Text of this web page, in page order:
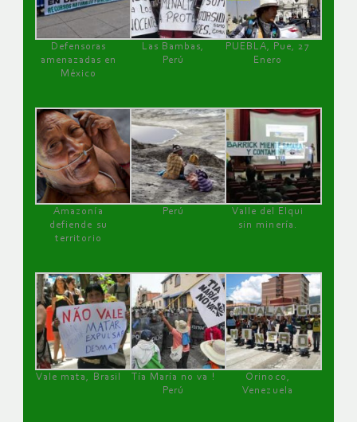
Defensoras
amenazadas en
México
Las Bambas,
Perú
PUEBLA, Pue, 27
Enero
Amazonía
defiende su
territorio
Perú
Valle del Elqui
sin minería.
Vale mata, Brasil
Tía María no va !
Perú
Orinoco,
Venezuela